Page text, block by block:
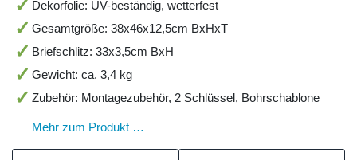
Dekorfolie: UV-beständig, wetterfest
Gesamtgröße: 38x46x12,5cm BxHxT
Briefschlitz: 33x3,5cm BxH
Gewicht: ca. 3,4 kg
Zubehör: Montagezubehör, 2 Schlüssel, Bohrschablone
Mehr zum Produkt …